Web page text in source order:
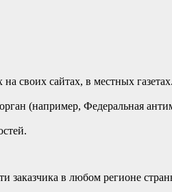
на своих сайтах, в местных
(например, Федеральная
в любом регионе